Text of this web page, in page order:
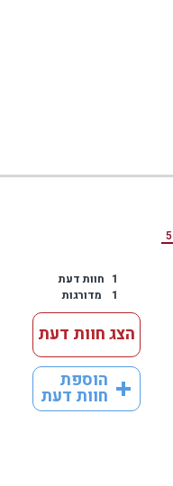
5
1 חוות דעת
1
מדורגות
הצג חוות דעת
הוספת
חוות דעת